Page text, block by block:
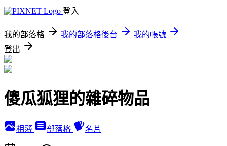
登入
我的部落格 我的部落格後台
我的帳號
登出
傻瓜狐狸的雜碎物品
相簿 部落格 名片